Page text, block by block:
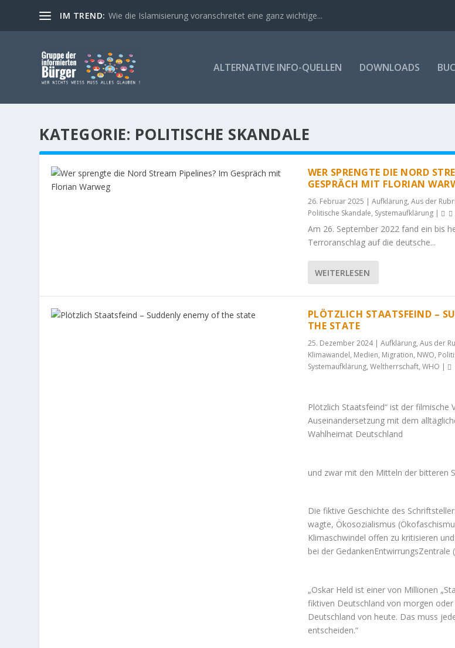
IM TREND: Wie die Islamisierung voranschreitet eine ganz wichtige...
ALTERNATIVE INFO-QUELLEN DOWNLOADS
KATEGORIE: POLITISCHE SKANDALE
WER SPRENGTE DIE NORD
GESPRÄCH MIT FLORIAN
26. Februar 2025 | Aufklärung, Aus der
Politische Skandale, Systemaufklärung|
Am 26. Septembe­r 2022 fand ein bis
Terroranschlag auf die deutsche...
WEITERLESEN
PLÖTZLICH STAATSFEIND –
THE STATE
25. Dezember 2024| Aufklärung, Aus der
Klimawandel, Medien, Migration, NWO,
Systemaufklärung, Weltherrschaft, WHO |
Plötzlich Staatsfeind“ ist der filmische
Auseinandersetzung mit dem
Wahlheimat Deutschland
und zwar mit den Mitteln der bitteren
Die fiktive Geschichte des
wagte, Ökosozialismus
Klimaschwindel offen zu kritisieren
bei der GedankenEntwirrungsZentrale
„Oskar Held ist einer von Millionen
fiktiven Deutschland von morgen
Deutschland von heute. Das muss
entscheiden.“